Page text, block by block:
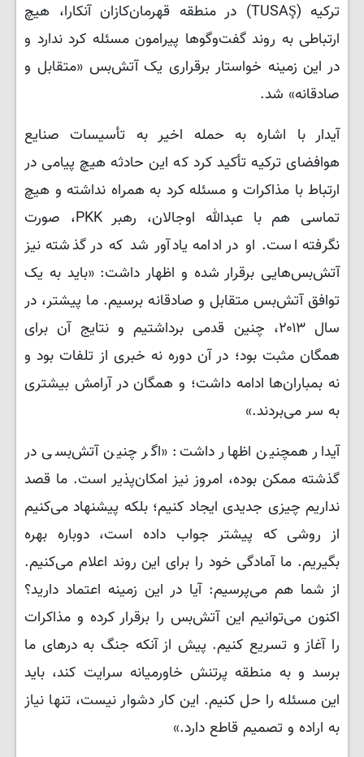
ترکیه (TUSAŞ) در منطقه قهرمان‌کازان آنکارا، هیچ
ارتباطی به روند گفت‌وگوها پیرامون مسئله کرد ندارد و
در این زمینه خواستار برقراری یک آتش‌بس «متقابل و
صادقانه» شد.
آیدار با اشاره به حمله اخیر به تأسیسات صنایع
هوافضای ترکیه تأکید کرد که این حادثه هیچ پیامی در
ارتباط با مذاکرات و مسئله کرد به همراه نداشته و هیچ
تماسی هم با عبدالله اوجالان، رهبر PKK، صورت
نگرفته است. او در ادامه یادآور شد که در گذشته نیز
آتش‌بس‌هایی برقرار شده و اظهار داشت: «باید به یک
توافق آتش‌بس متقابل و صادقانه برسیم. ما پیشتر، در
سال ۲۰۱۳، چنین قدمی برداشتیم و نتایج آن برای
همگان مثبت بود؛ در آن دوره نه خبری از تلفات بود و
نه بمباران‌ها ادامه داشت؛ و همگان در آرامش بیشتری
به سر می‌بردند.»
آیدار همچنین اظهار داشت: «اگر چنین آتش‌بسی در
گذشته ممکن بوده، امروز نیز امکان‌پذیر است. ما قصد
نداریم چیزی جدیدی ایجاد کنیم؛ بلکه پیشنهاد می‌کنیم
از روشی که پیشتر جواب داده است، دوباره بهره
بگیریم. ما آمادگی خود را برای این روند اعلام می‌کنیم.
از شما هم می‌پرسیم: آیا در این زمینه اعتماد دارید؟
اکنون می‌توانیم این آتش‌بس را برقرار کرده و مذاکرات
را آغاز و تسریع کنیم. پیش از آنکه جنگ به درهای ما
برسد و به منطقه پرتنش خاورمیانه سرایت کند، باید
این مسئله را حل کنیم. این کار دشوار نیست، تنها نیاز
به اراده و تصمیم قاطع دارد.»